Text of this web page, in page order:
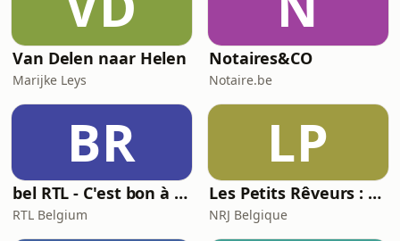
Van Delen naar Helen
Marijke Leys
Notaires&CO
Notaire.be
BR
bel RTL - C'est bon à savoir
RTL Belgium
LP
Les Petits Rêveurs : histoires et aventures pour enfants
NRJ Belgique